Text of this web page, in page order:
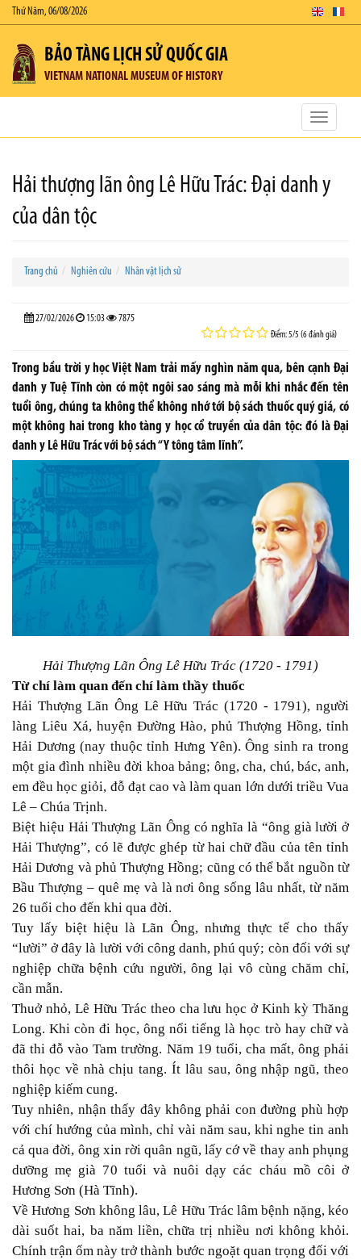
Thứ Năm, 06/08/2026
BẢO TÀNG LỊCH SỬ QUỐC GIA
VIETNAM NATIONAL MUSEUM OF HISTORY
Toggle
Hải thượng lãn ông Lê Hữu Trác: Đại danh y
của dân tộc
Trang chủ Nghiên cứu Nhân vật lịch sử
27/02/2026 15:03 7875
Điểm: 5/5 (6 đánh giá)
Trong bầu trời y học Việt Nam trải mấy nghìn năm qua, bên cạnh Đại
danh y Tuệ Tĩnh còn có một ngôi sao sáng mà mỗi khi nhắc đến tên
tuổi ông, chúng ta không thể không nhớ tới bộ sách thuốc quý giá, có
một không hai trong kho tàng y học cổ truyền của dân tộc: đó là Đại
danh y Lê Hữu Trác với bộ sách “Y tông tâm lĩnh”.
Hải Thượng Lãn Ông Lê Hữu Trác (1720 - 1791)
Từ chí làm quan đến chí làm thầy thuốc
Hải Thượng Lãn Ông Lê Hữu Trác (1720 - 1791), người
làng Liêu Xá, huyện Đường Hào, phủ Thượng Hồng, tỉnh
Hải Dương (nay thuộc tỉnh Hưng Yên). Ông sinh ra trong
một gia đình nhiều đời khoa bảng; ông, cha, chú, bác, anh,
em đều học giỏi, đỗ đạt cao và làm quan lớn dưới triều Vua
Lê – Chúa Trịnh.
Biệt hiệu Hải Thượng Lãn Ông có nghĩa là “ông già lười ở
Hải Thượng”, có lẽ được ghép từ hai chữ đầu của tên tỉnh
Hải Dương và phủ Thượng Hồng; cũng có thể bắt nguồn từ
Bầu Thượng – quê mẹ và là nơi ông sống lâu nhất, từ năm
26 tuổi cho đến khi qua đời.
Tuy lấy biệt hiệu là Lãn Ông, nhưng thực tế cho thấy
“lười” ở đây là lười với công danh, phú quý; còn đối với sự
nghiệp chữa bệnh cứu người, ông lại vô cùng chăm chỉ,
cần mẫn.
Thuở nhỏ, Lê Hữu Trác theo cha lưu học ở Kinh kỳ Thăng
Long. Khi còn đi học, ông nổi tiếng là học trò hay chữ và
đã thi đỗ vào Tam trường. Năm 19 tuổi, cha mất, ông phải
thôi học về nhà chịu tang. Ít lâu sau, ông nhập ngũ, theo
nghiệp kiếm cung.
Tuy nhiên, nhận thấy đây không phải con đường phù hợp
với chí hướng của mình, chỉ vài năm sau, khi nghe tin anh
cả qua đời, ông xin rời quân ngũ, lấy cớ về thay anh phụng
dưỡng mẹ già 70 tuổi và nuôi dạy các cháu mồ côi ở
Hương Sơn (Hà Tĩnh).
Về Hương Sơn không lâu, Lê Hữu Trác lâm bệnh nặng, kéo
dài suốt hai, ba năm liền, chữa trị nhiều nơi không khỏi.
Chính trận ốm này trở thành bước ngoặt quan trọng đối với